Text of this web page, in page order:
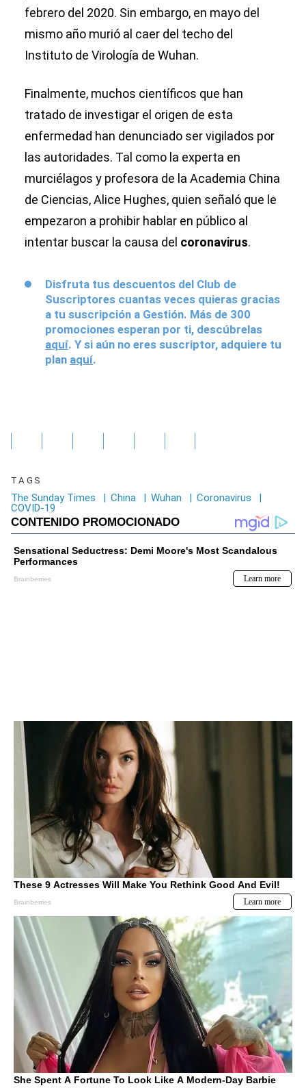
febrero del 2020. Sin embargo, en mayo del
mismo año murió al caer del techo del
Instituto de Virología de Wuhan.
Finalmente, muchos científicos que han
tratado de investigar el origen de esta
enfermedad han denunciado ser vigilados por
las autoridades. Tal como la experta en
murciélagos y profesora de la Academia China
de Ciencias, Alice Hughes, quien señaló que le
empezaron a prohibir hablar en público al
intentar buscar la causa del coronavirus.
Disfruta tus descuentos del Club de
Suscriptores cuantas veces quieras gracias
a tu suscripción a Gestión. Más de 300
promociones esperan por ti, descúbrelas
aquí. Y si aún no eres suscriptor, adquiere tu
plan aquí.
TAGS
The Sunday Times | China | Wuhan | Coronavirus
|
COVID-19